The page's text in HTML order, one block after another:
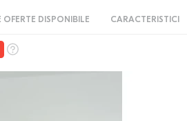
OFERTE DISPONIBILE CARACTERISTICI